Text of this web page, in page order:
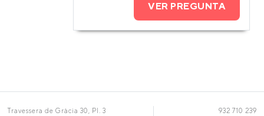
VER PREGUNTA
Travessera de Gràcia 30, Pl. 3 932 710 239